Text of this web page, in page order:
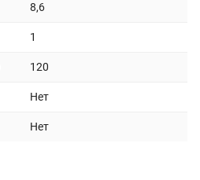
8,6
1
120
Нет
Нет